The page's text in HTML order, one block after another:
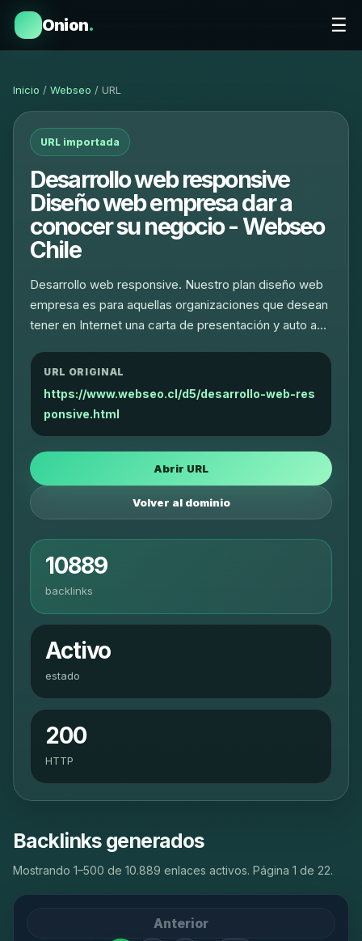
Onion. ☰
Inicio / Webseo / URL
URL importada
Desarrollo web responsive
Diseño web empresa dar a
conocer su negocio - Webseo
Chile
Desarrollo web responsive. Nuestro plan diseño web
empresa es para aquellas organizaciones que desean
tener en Internet una carta de presentación y auto a…
URL ORIGINAL
https://www.webseo.cl/d5/desarrollo-web-res
ponsive.html
Abrir URL
Volver al dominio
10889
backlinks
Activo
estado
200
HTTP
Backlinks generados
Mostrando 1–500 de 10.889 enlaces activos. Página 1 de 22.
Anterior